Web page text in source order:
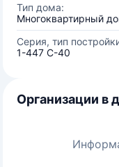
Тип дома:
Многоквартирный
Серия, тип
1-447 С-40
Организации в